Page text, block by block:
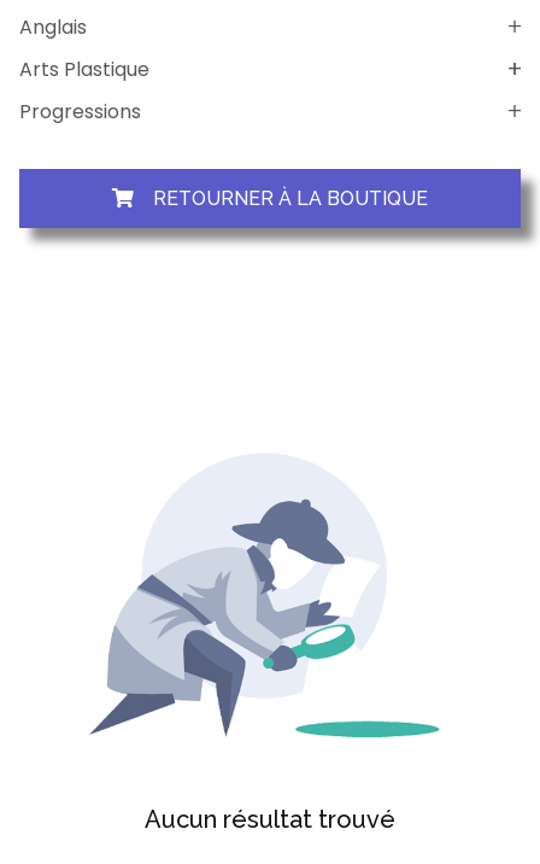
Anglais
Arts Plastique
Progressions
RETOURNER À LA BOUTIQUE
Aucun résultat trouvé